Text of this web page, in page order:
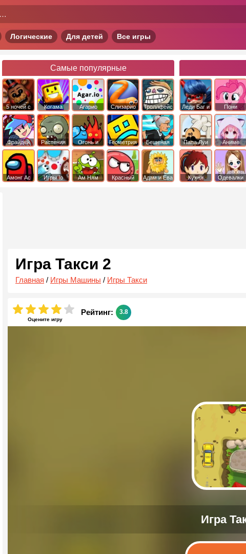
Логические Для детей Все игры
Самые популярные
5 ночей с
фредди
Когама Агарио Слизарио
Троллфейс
квест
Фрайдей
Найт
Фанкин
Растения
против
Зомби
Огонь и
Вода
Геометрия
Даш
Бешеная
бабка
сбежала из
психушки
Амонг Ас Игры Io Ам Ням
Красный
Адам и Ева
Леди Баг и
Супер Кот
Пони
Дружба это
Папа Луи Аниме
Кухня
Одевалки
Игра Такси 2
Главная / Игры Машины / Игры Такси
Оцените игру
Рейтинг: 3.8